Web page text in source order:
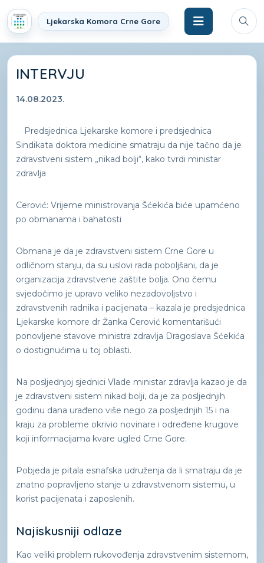
Ljekarska Komora Crne Gore
INTERVJU
14.08.2023.
Predsjednica Ljekarske komore i predsjednica
Sindikata doktora medicine smatraju da nije tačno da je
zdravstveni sistem „nikad bolji“, kako tvrdi ministar
zdravlja
Cerović: Vrijeme ministrovanja Šćekića biće upamćeno
po obmanama i bahatosti
Obmana je da je zdravstveni sistem Crne Gore u
odličnom stanju, da su uslovi rada poboljšani, da je
organizacija zdravstvene zaštite bolja. Ono čemu
svjedočimo je upravo veliko nezadovoljstvo i
zdravstvenih radnika i pacijenata – kazala je predsjednica
Ljekarske komore dr Žanka Cerović komentarišući
ponovljene stavove ministra zdravlja Dragoslava Šćekića
o dostignućima u toj oblasti.
Na posljednjoj sjednici Vlade ministar zdravlja kazao je da
je zdravstveni sistem nikad bolji, da je za posljednjih
godinu dana urađeno više nego za posljednjih 15 i na
kraju za probleme okrivio novinare i određene krugove
koji informacijama kvare ugled Crne Gore.
Pobjeda je pitala esnafska udruženja da li smatraju da je
znatno popravljeno stanje u zdravstvenom sistemu, u
korist pacijenata i zaposlenih.
Najiskusniji odlaze
Kao veliki problem rukovođenja zdravstvenim sistemom,